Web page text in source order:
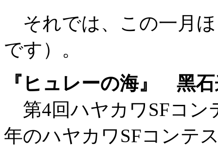
それでは、この一月
です）。
『ヒュレーの海』 黑
第4回ハヤカワSFコン
年のハヤカワSFコンテ